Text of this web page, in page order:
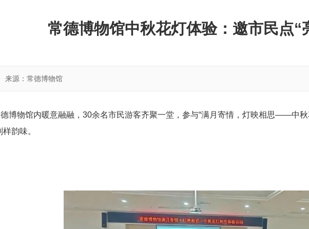
常德博物馆中秋花灯体验：邀市民点“
来源：常德博物馆
博物馆内暖意融融，30余名市民游客齐聚一堂，参与“满月寄情，灯映相思——中秋
韵味。